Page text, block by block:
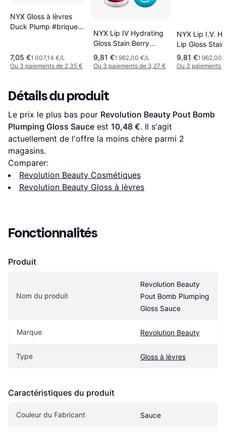
NYX Gloss à lèvres
Duck Plump #brique
7,05 €1 007,14 €/L
Ou 3 paiements de 2,35 €
NYX Lip IV Hydrating
Gloss Stain Berry
Thirsty - Rouge Foncé
9,81 €1 962,00 €/L
Ou 3 paiements de 3,27 €
NYX Lip I.V.
Lip Gloss
Mauve N Moist
9,81 €1 962,00
Ou 3 paiements
Détails du produit
Le prix le plus bas pour Revolution Beauty Pout Bomb
Plumping Gloss Sauce est 10,48 €. Il s'agit
actuellement de l'offre la moins chère parmi 2
magasins.
Comparer:
Revolution Beauty Cosmétiques
Revolution Beauty Gloss à lèvres
Fonctionnalités
Produit
Nom du produit
Revolution Beauty
Pout Bomb Plumping
Gloss Sauce
Marque Revolution Beauty
Type Gloss à lèvres
Caractéristiques du produit
Couleur du Fabricant Sauce